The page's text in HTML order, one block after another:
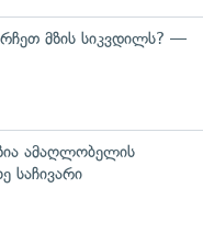
მზის სიკვდილს? —
ამაღლობელის
საჩივარი